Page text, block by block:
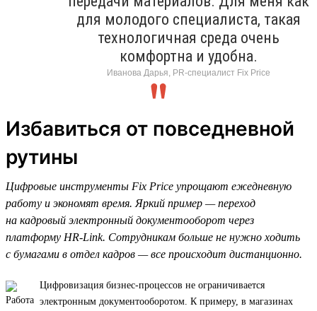
для молодого специалиста, такая
технологичная среда очень
комфортна и удобна.
Иванова Дарья, PR-специалист Fix Price
Избавиться от повседневной
рутины
Цифровые инструменты Fix Price упрощают ежедневную
работу и экономят время. Яркий пример — переход
на кадровый электронный документооборот через
платформу HR-Link. Сотрудникам больше не нужно ходить
с бумагами в отдел кадров — все происходит дистанционно.
Цифровизация бизнес-процессов не ограничивается
электронным документооборотом. К примеру, в магазинах